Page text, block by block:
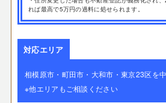
れば最高で5万円の過料に処せられます。
対応エリア
相模原市・町田市・大和市・東京23区を
※他エリアもご相談ください